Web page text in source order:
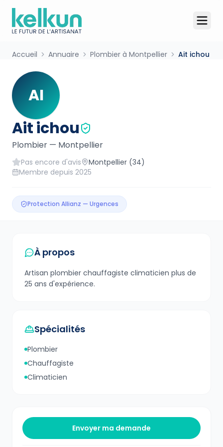
Accueil Annuaire Plombier à Montpellier Ait ichou
AI
Ait ichou
Plombier — Montpellier
Pas encore d'avis Montpellier (34)
Membre depuis 2025
Protection Allianz — Urgences
À propos
Artisan plombier chauffagiste climaticien plus de
25 ans d'expérience.
Spécialités
Plombier
Chauffagiste
Climaticien
Envoyer ma demande